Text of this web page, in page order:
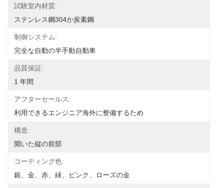
試験室内材質:
ステンレス鋼304か炭素鋼
制御システム:
完全な自動の半手動自動車
品質保証:
1 年間
アフターセールス:
利用できるエンジニア海外に整備するため
構造:
開いた縦の前部
コーティング色:
銀、金、赤、緑、ピンク、ローズの金